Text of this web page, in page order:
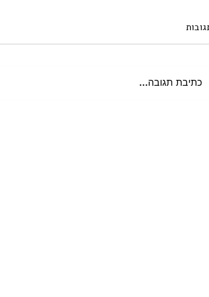
כתיבת תגובה...